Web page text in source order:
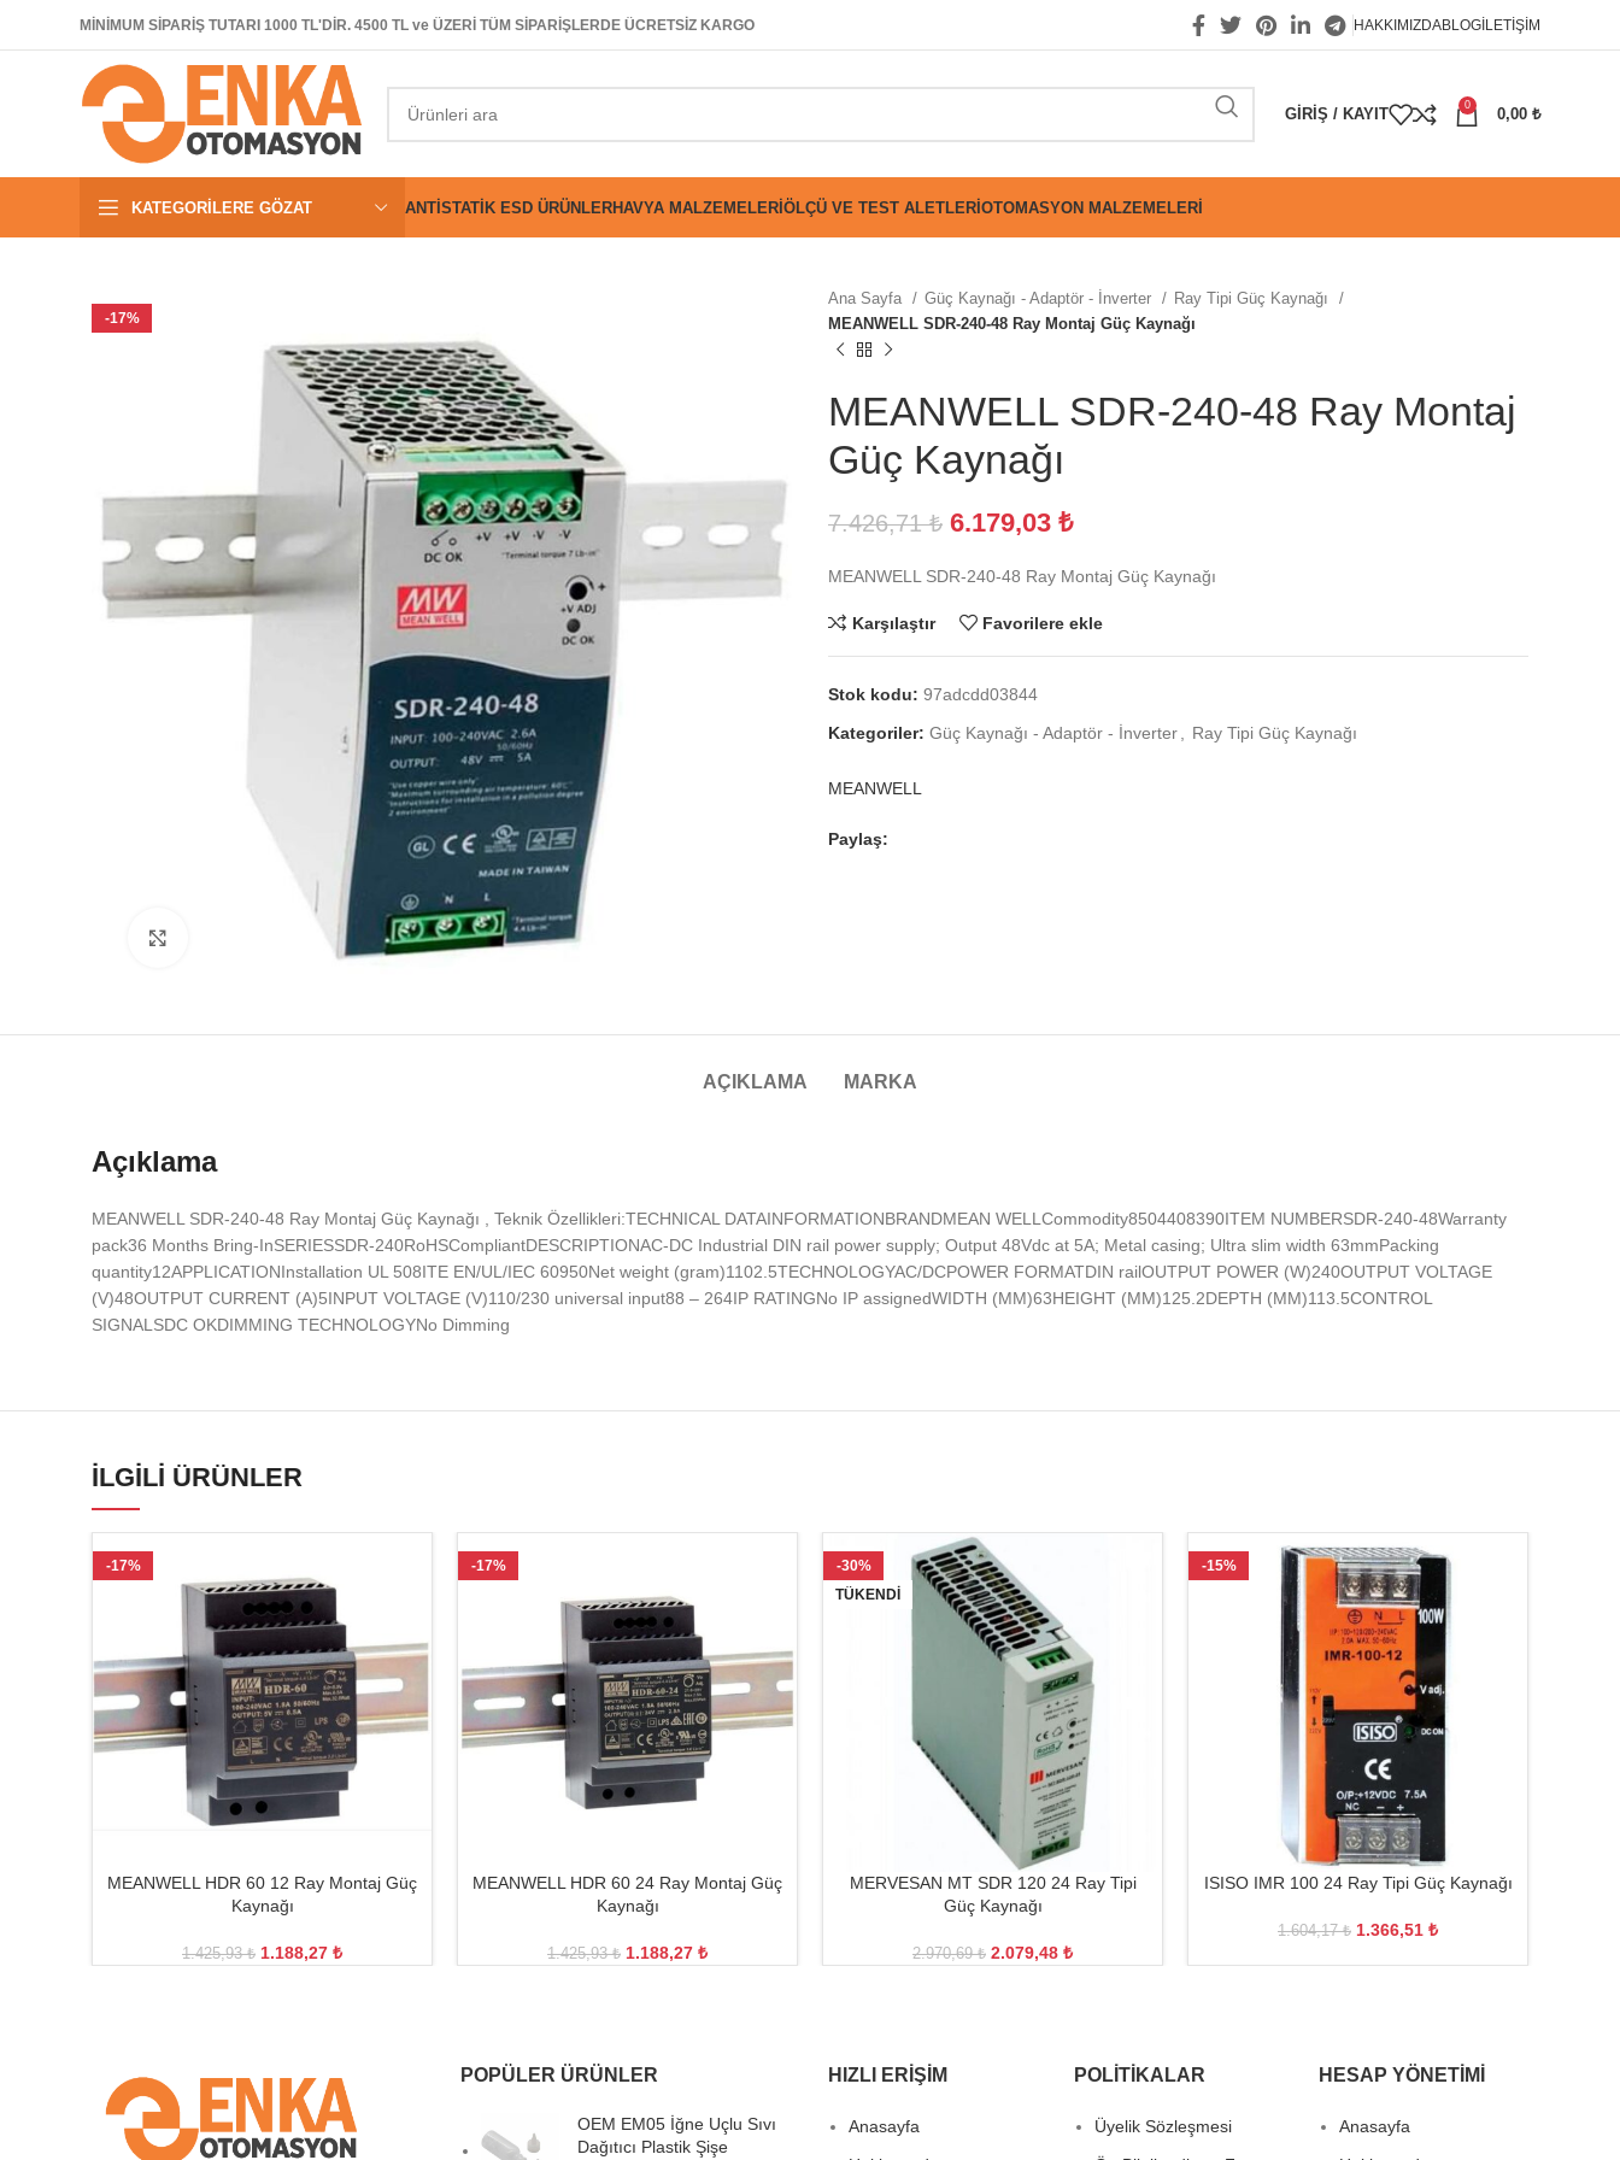
MİNİMUM SİPARİŞ TUTARI 1000 TL'DİR. 4500 TL ve ÜZERİ TÜM SİPARİŞLERDE ÜCRETSİZ KARGO HAKKIMIZDABLOGİLETIŞIM
GIRIŞ / KAYIT
0
0,00 ₺
KATEGORILERE GÖZAT ANTISTATIK ESD ÜRÜNLERHAVYA MALZEMELERIÖLÇÜ VE TEST ALETLERIOTOMASYON MALZEMELERI
-17%
Büyütmek için tıklayın
Ana Sayfa Güç Kaynağı - Adaptör - İnverter
Ray Tipi Güç Kaynağı
MEANWELL SDR-240-48 Ray Montaj Güç Kaynağı
MEANWELL SDR-240-48 Ray Montaj
Güç Kaynağı
7.426,71₺ 6.179,03 ₺
MEANWELL SDR-240-48 Ray Montaj Güç Kaynağı
Karşılaştır Favorilere ekle
Stok kodu: 97adcdd03844
Kategoriler: Güç Kaynağı - Adaptör - İnverter Ray Tipi Güç Kaynağı
MEANWELL
Paylaş:
AÇIKLAMA MARKA
Açıklama
MEANWELL SDR-240-48 Ray Montaj Güç Kaynağı , Teknik Özellikleri:TECHNICAL DATAINFORMATIONBRANDMEAN WELLCommodity8504408390ITEM NUMBERSDR-240-48Warranty
pack36 Months Bring-InSERIESSDR-240RoHSCompliantDESCRIPTIONAC-DC Industrial DIN rail power supply; Output 48Vdc at 5A; Metal casing; Ultra slim width 63mmPacking
quantity12APPLICATIONInstallation UL 508ITE EN/UL/IEC 60950Net weight (gram)1102.5TECHNOLOGYAC/DCPOWER FORMATDIN railOUTPUT POWER (W)240OUTPUT VOLTAGE
(V)48OUTPUT CURRENT (A)5INPUT VOLTAGE (V)110/230 universal input88 – 264IP RATINGNo IP assignedWIDTH (MM)63HEIGHT (MM)125.2DEPTH (MM)113.5CONTROL
SIGNALSDC OKDIMMING TECHNOLOGYNo Dimming
İLGILI ÜRÜNLER
-17%
MEANWELL HDR 60 12 Ray Montaj Güç
Kaynağı
1.425,93₺ 1.188,27 ₺
-17%
MEANWELL HDR 60 24 Ray Montaj Güç
Kaynağı
1.425,93₺ 1.188,27 ₺
-30%
TÜKENDI
MERVESAN MT SDR 120 24 Ray Tipi
Güç Kaynağı
2.970,69₺ 2.079,48 ₺
-15%
ISISO IMR 100 24 Ray Tipi Güç Kaynağı
1.604,17₺ 1.366,51 ₺
POPÜLER ÜRÜNLER
OEM EM05 İğne Uçlu Sıvı
Dağıtıcı Plastik Şişe
HIZLI ERIŞIM
Anasayfa
POLITIKALAR
Üyelik Sözleşmesi
HESAP YÖNETIMI
Anasayfa